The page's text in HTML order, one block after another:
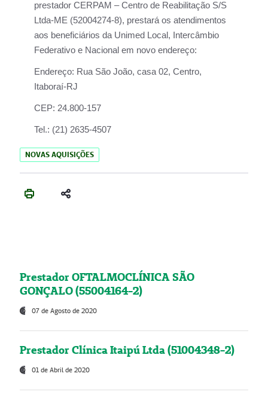
prestador CERPAM – Centro de Reabilitação S/S
Ltda-ME (52004274-8), prestará os atendimentos
aos beneficiários da Unimed Local, Intercâmbio
Federativo e Nacional em novo endereço:
Endereço: Rua São João, casa 02, Centro,
Itaboraí-RJ
CEP: 24.800-157
Tel.: (21) 2635-4507
NOVAS AQUISIÇÕES
Prestador OFTALMOCLÍNICA SÃO
GONÇALO (55004164-2)
07 de Agosto de 2020
Prestador Clínica Itaipú Ltda (51004348-2)
01 de Abril de 2020